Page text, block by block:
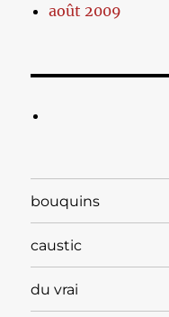
août 2009
bouquins
caustic
du vrai